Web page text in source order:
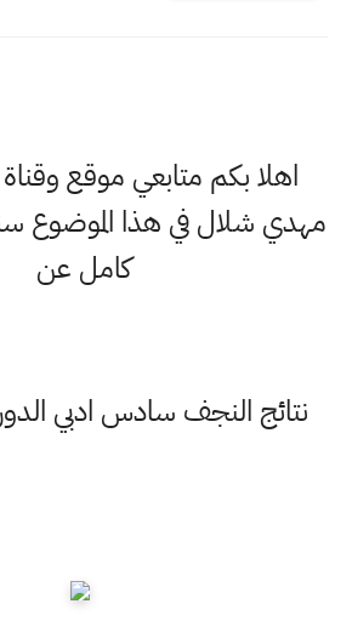
اهلا بكم متابعي موقع
مهدي شلال في هذا الموضوع
كامل عن
نتائج النجف سادس ادبي الدور